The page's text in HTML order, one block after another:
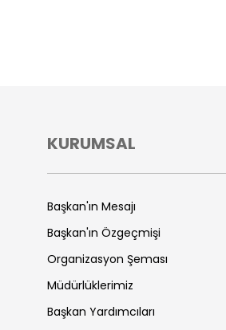
KURUMSAL
Başkan'ın Mesajı
Başkan'ın Özgeçmişi
Organizasyon Şeması
Müdürlüklerimiz
Başkan Yardımcıları